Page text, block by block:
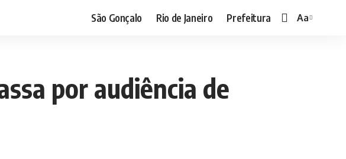
São Gonçalo Rio de Janeiro Prefeitura
Font
Aa
por audiência de